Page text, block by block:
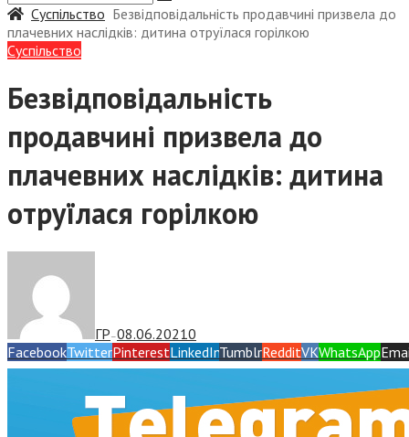
Суспiльство Безвідповідальність продавчині призвела до
плачевних наслідків: дитина отруїлася горілкою
Суспiльство
Безвідповідальність
продавчині призвела до
плачевних наслідків: дитина
отруїлася горілкою
ГР —08.06.20210
FacebookTwitterPinterestLinkedInTumblrRedditVKWhatsApp